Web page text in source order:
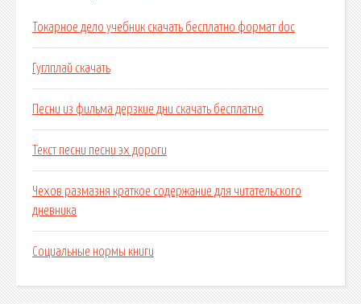
Токарное дело учебник скачать бесплатно формат doc
Гуглплай скачать
Песни из фильма дерзкие дни скачать бесплатно
Текст песни песни эх дороги
Чехов размазня краткое содержание для читательского
дневника
Социальные нормы книги